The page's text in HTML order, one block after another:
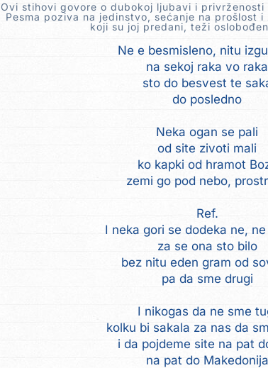
Ovi stihovi govore o dubokoj ljubavi i privrženosti
Pesma poziva na jedinstvo, sećanje na prošlost
koji su joj predani, teži
Ne e besmisleno, nitu
na sekoj raka vo raka
sto do besvest te
do posledno
Neka ogan se pali
od site zivoti mali
ko kapki od hramot
zemi go pod nebo,
Ref.
I neka gori se dodeka ne,
za se ona sto bilo
bez nitu eden gram od
pa da sme drugi
I nikogas da ne sme
kolku bi sakala za nas da
i da pojdeme site na pat
na pat do Makedonija